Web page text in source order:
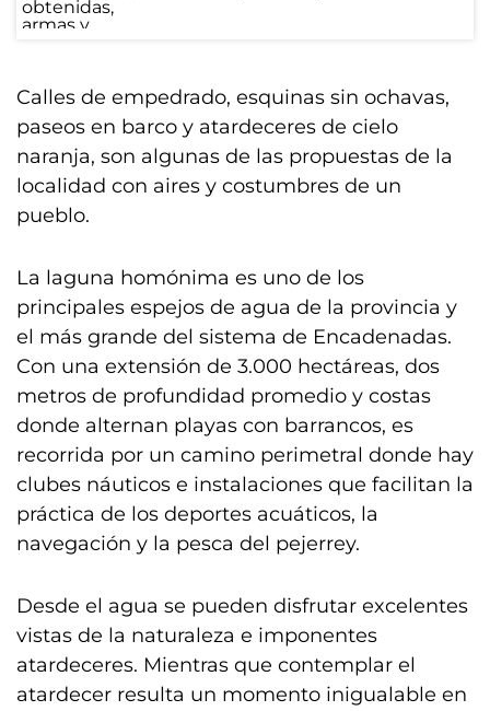
Calles de empedrado, esquinas sin ochavas,
paseos en barco y atardeceres de cielo
naranja, son algunas de las propuestas de la
localidad con aires y costumbres de un
pueblo.
La laguna homónima es uno de los
principales espejos de agua de la provincia y
el más grande del sistema de Encadenadas.
Con una extensión de 3.000 hectáreas, dos
metros de profundidad promedio y costas
donde alternan playas con barrancos, es
recorrida por un camino perimetral donde hay
clubes náuticos e instalaciones que facilitan la
práctica de los deportes acuáticos, la
navegación y la pesca del pejerrey.
Desde el agua se pueden disfrutar excelentes
vistas de la naturaleza e imponentes
atardeceres. Mientras que contemplar el
atardecer resulta un momento inigualable en